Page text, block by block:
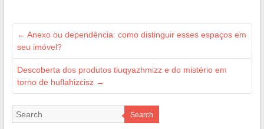
← Anexo ou dependência: como distinguir esses espaços em
seu imóvel?
Descoberta dos produtos tiuqyazhmizz e do mistério em
torno de huflahizcisz →
Search